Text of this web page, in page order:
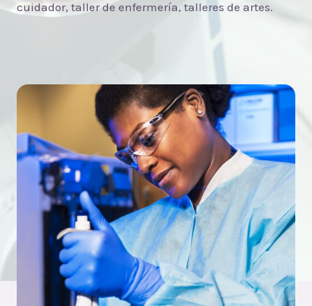
cuidador, taller de enfermería, talleres de artes.